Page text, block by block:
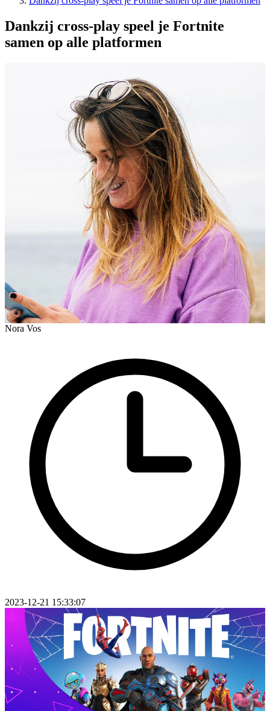
Dankzij cross-play speel je Fortnite
samen op alle platformen
Nora Vos
2023-12-21 15:33:07